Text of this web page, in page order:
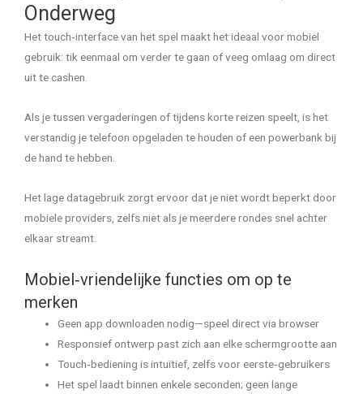
Onderweg
Het touch‑interface van het spel maakt het ideaal voor mobiel
gebruik: tik eenmaal om verder te gaan of veeg omlaag om direct
uit te cashen.
Als je tussen vergaderingen of tijdens korte reizen speelt, is het
verstandig je telefoon opgeladen te houden of een powerbank bij
de hand te hebben.
Het lage datagebruik zorgt ervoor dat je niet wordt beperkt door
mobiele providers, zelfs niet als je meerdere rondes snel achter
elkaar streamt.
Mobiel‑vriendelijke functies om op te
merken
Geen app downloaden nodig—speel direct via browser
Responsief ontwerp past zich aan elke schermgrootte aan
Touch‑bediening is intuïtief, zelfs voor eerste‑gebruikers
Het spel laadt binnen enkele seconden; geen lange